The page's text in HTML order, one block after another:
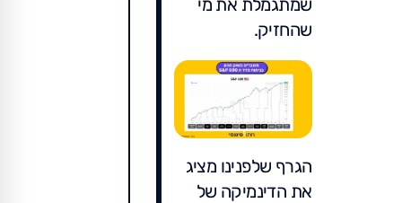
שמתגמלת את מי
שהחזיק.
הגרף שלפנינו מציג
את הדינמיקה של